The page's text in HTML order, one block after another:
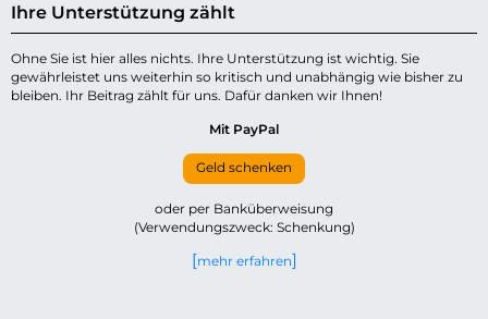
Ihre Unterstützung zählt
Ohne Sie ist hier alles nichts. Ihre Unterstützung ist wichtig. Sie
gewährleistet uns weiterhin so kritisch und unabhängig wie bisher zu
bleiben. Ihr Beitrag zählt für uns. Dafür danken wir Ihnen!
Mit PayPal
Geld schenken
oder per Banküberweisung
(Verwendungszweck: Schenkung)
mehr erfahren